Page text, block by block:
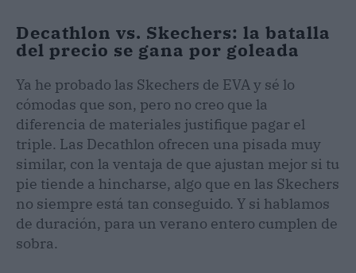
Decathlon vs. Skechers: la batalla
del precio se gana por goleada
Ya he probado las Skechers de EVA y sé lo
cómodas que son, pero no creo que la
diferencia de materiales justifique pagar el
triple. Las Decathlon ofrecen una pisada muy
similar, con la ventaja de que ajustan mejor si tu
pie tiende a hincharse, algo que en las Skechers
no siempre está tan conseguido. Y si hablamos
de duración, para un verano entero cumplen de
sobra.